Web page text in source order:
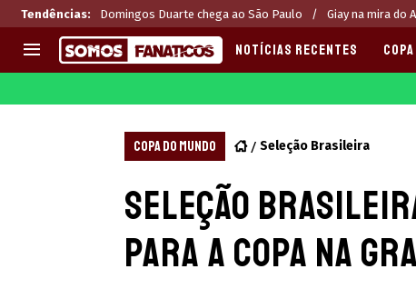
Tendências: Domingos Duarte chega ao São Paulo Giay na mira do
CHAMPIONS LEAGUE
PREMIER LEAGUE
Melhores sites de apostas 2025
Últimas
CASAS DE APOSTAS
CÓDIGOS e OFERTAS
APPS
NOTÍCIAS RECENTES
COPA DO MUNDO Seleção Brasileira
Seleção
para a Copa na